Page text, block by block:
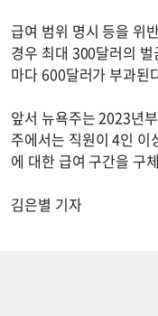
급여 범위 명시 등을 위
경우 최대 300달러의
마다 600달러가 부과된
앞서 뉴욕주는 2023년
주에서는 직원이 4인 이
에 대한 급여 구간을 구
김은별 기자